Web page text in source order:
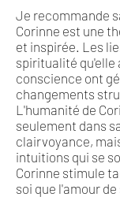
Je recommande
Corinne est une
et inspirée. Les
spiritualité qu'elle
conscience ont
changements
L'humanité de
seulement dans
clairvoyance,
intuitions qui se
Corinne stimule
soi que l'amour de